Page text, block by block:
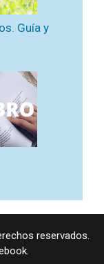
Guía y
reservados.
.